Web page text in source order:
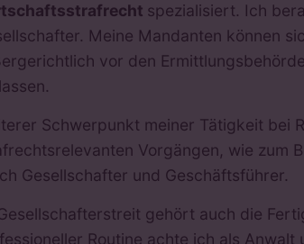
spezialisiert. Ich
Meine Mandanten können
vor den
Schwerpunkt meiner Tätigkeit bei
Vorgängen, wie zum
Gesellschafter und Geschäftsführer.
gehört auch die
Routine achte ich als